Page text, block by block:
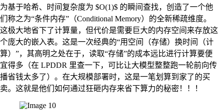
为基于哈希、时间复杂度为 $O(1)$ 的瞬间查找，创造了一个他
们称之为“条件内存”（Conditional Memory）的全新稀疏维度。
这极大地省下了计算量，但代价是需要巨大的内存空间来存放这
个庞大的嵌入表。这是一次经典的“用空间（存储）换时间（计
算）”，其高明之处在于，读取“存储”的成本远比进行计算要便
宜得多（在 LPDDR 里查一下，可比让大模型整整跑一轮前向传
播省钱太多了）。在大规模部署时，这是一笔划算到家了的买
卖。这就是他们如何通过狂砸内存来省下算力的秘密！！！